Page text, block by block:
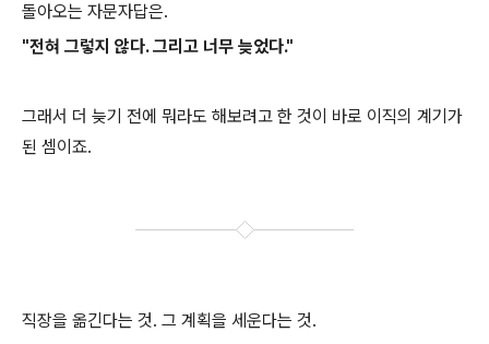
돌아오는 자문자답은.
"전혀 그렇지 않다. 그리고 너무 늦었다."
그래서 더 늦기 전에 뭐라도 해보려고 한 것이 바로 이직의 계기가
된 셈이죠.
직장을 옮긴다는 것. 그 계획을 세운다는 것.